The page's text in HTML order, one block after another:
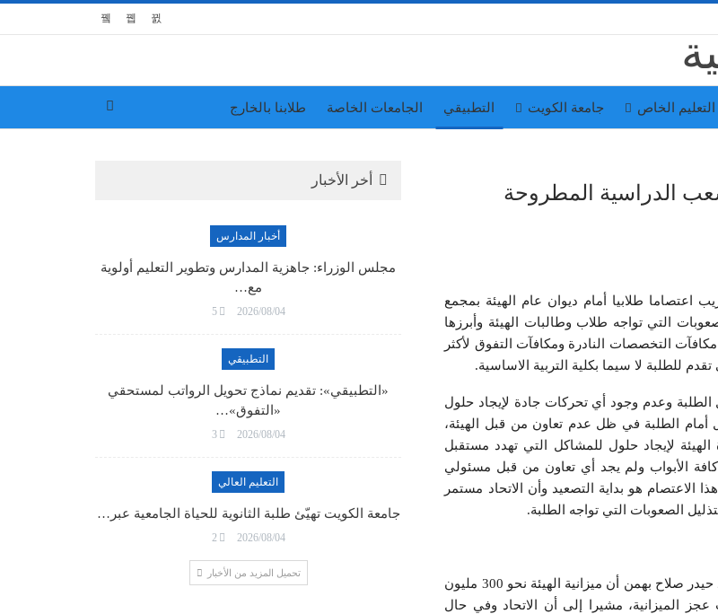
التعليم الخاص جامعة الكويت التطبيقي الجامعات الخاصة طلابنا بالخارج
الدراسية المطروحة
اعتصاما طلابيا أمام ديوان عام الهيئة بمجمع
التي تواجه طلاب وطالبات الهيئة وأبرزها
التخصصات النادرة ومكافآت التفوق لأكثر
للطلبة لا سيما بكلية التربية الاساسية.
الطلبة وعدم وجود أي تحركات جادة لإيجاد حلول
الطلبة في ظل عدم تعاون من قبل الهيئة،
الهيئة لإيجاد حلول للمشاكل التي تهدد مستقبل
كافة الأبواب ولم يجد أي تعاون من قبل مسئولي
هو بداية التصعيد وأن الاتحاد مستمر
الصعوبات التي تواجه الطلبة.
من جهته قال رئيس اللجنة الإعلامية ورئيس لجنة العلاقات العامة بالاتحاد حيدر صلاح بهمن أن ميزانية الهيئة نحو 300 مليون
الميزانية، مشيرا إلى أن الاتحاد وفي حال
أخر الأخبار
أخبار المدارس
مجلس الوزراء: جاهزية المدارس وتطوير التعليم أولوية
مع…
2026/08/04
5
التطبيقي
«التطبيقي»: تقديم نماذج تحويل الرواتب لمستحقي
«التفوق»…
2026/08/04
3
التعليم العالي
جامعة الكويت تهيّئ طلبة الثانوية للحياة الجامعية عبر…
2026/08/04
2
تحميل المزيد من الأخبار